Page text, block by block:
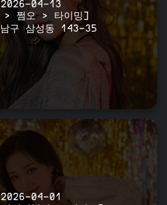
2026-04-13
> 쩜오 > 타이밍]
구 삼성동 143-35
2026-04-01